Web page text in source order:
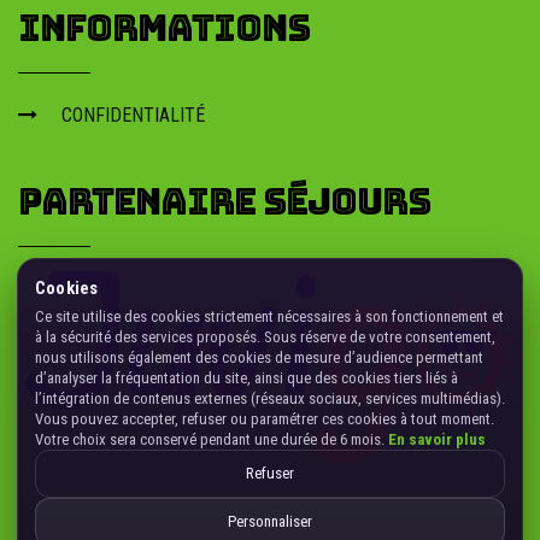
organisation. Contactez School Rider pour devis.
colonie de vacances nature
dans le sud ouest
louer un quad dans le lot
et encadrement. Contactez School Rider.
INFORMATIONS
CONFIDENTIALITÉ
PARTENAIRE SÉJOURS
Cookies
Ce site utilise des cookies strictement nécessaires à son fonctionnement et
à la sécurité des services proposés. Sous réserve de votre consentement,
nous utilisons également des cookies de mesure d’audience permettant
d’analyser la fréquentation du site, ainsi que des cookies tiers liés à
l’intégration de contenus externes (réseaux sociaux, services multimédias).
Vous pouvez accepter, refuser ou paramétrer ces cookies à tout moment.
Votre choix sera conservé pendant une durée de 6 mois. En savoir plus
Refuser
Personnaliser